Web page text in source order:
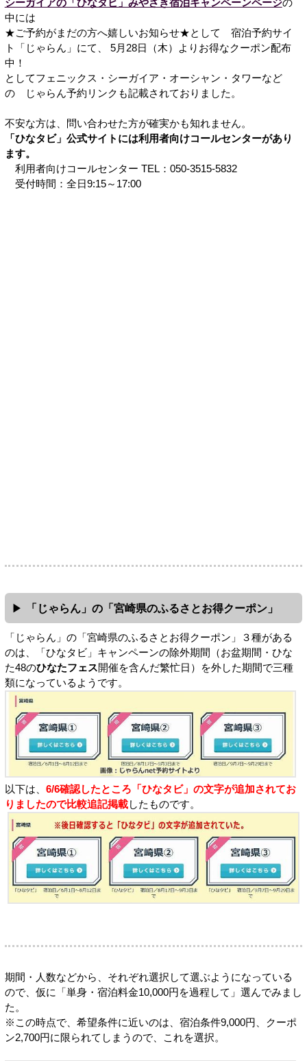
シーガイアの「ひなタビ」みやざき宿泊キャンペーンページの
中には
★ご予約がまだの方へ嬉しいお知らせ★として 宿泊予約サイ
ト「じゃらん」にて、 5月28日（木）よりお得なクーポン配布
中！
としてフェニックス・シーガイア・オーシャン・タワーなど
の じゃらん予約リンクも記載されておりました。
不安な方は、問い合わせた方が確実かも知れません。
「ひなタビ」公式サイトには利用者向けコールセンターがあり
ます。
利用者向けコールセンター TEL：050-3515-5832
受付時間：全日9:15～17:00
「じゃらん」の「宮崎県のふるさとお得クーポン」
「じゃらん」の「宮崎県のふるさとお得クーポン」３種がある
のは、「ひなタビ」キャンペーンの除外期間（お盆期間・ひな
た48のひなたフェス開催を含んだ繁忙日）を外した期間で三種
類になっているようです。
以下は、 6/6確認したところ「ひなタビ」の文字が追加されてお
りましたので比較追記掲載したものです。
期間・人数などから、それぞれ選択して選ぶようになっている
ので、仮に「単身・宿泊料金10,000円を過程して」選んでみまし
た。
※この時点で、希望条件に近いのは、宿泊条件9,000円、クーポ
ン2,700円に限られてしまうので、これを選択。